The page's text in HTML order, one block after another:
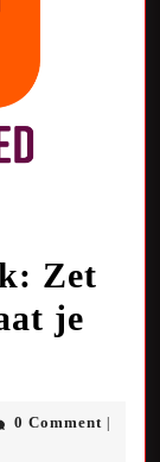
Zet
je
0 Comment |